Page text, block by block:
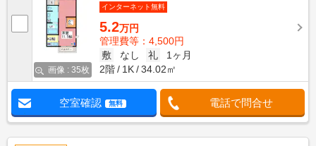
画像 : 35枚
インターネット無料
5.2万円
管理費等：4,500円
敷
なし 礼
1ヶ月
2階
1K 34.02㎡
空室確認 無料 電話で問合せ